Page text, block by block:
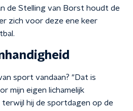
de Stelling van Borst houdt de
zich voor deze ene keer
sport vandaan? "Dat is
mijn eigen lichamelijk
terwijl hij de sportdagen op de